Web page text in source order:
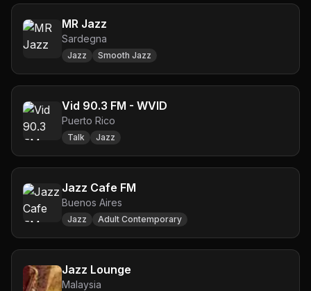
MR Jazz
Sardegna
Jazz Smooth Jazz
Vid 90.3 FM - WVID
Puerto Rico
Talk Jazz
Jazz Cafe FM
Buenos Aires
Jazz Adult Contemporary
Jazz Lounge
Malaysia